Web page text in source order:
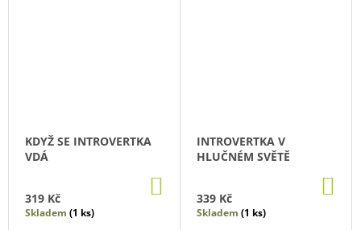
KDYŽ SE INTROVERTKA
VDÁ
319 Kč KOŠÍKU
Skladem (1 ks)
INTROVERTKA V
HLUČNÉM SVĚTĚ
339 Kč
Skladem (1 ks)